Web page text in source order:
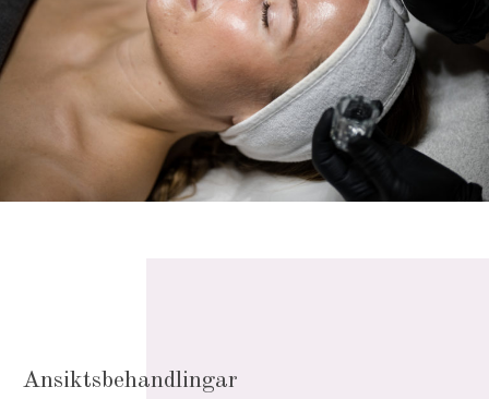
Ansiktsbehandlingar